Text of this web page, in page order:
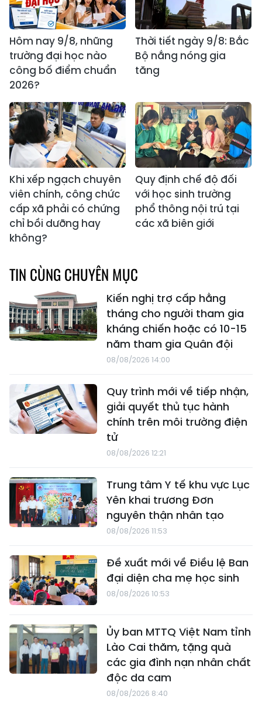
Hôm nay 9/8, những
trường đại học nào
công bố điểm chuẩn
2026?
Thời tiết ngày 9/8: Bắc
Bộ nắng nóng gia
tăng
Khi xếp ngạch chuyên
viên chính, công chức
cấp xã phải có chứng
chỉ bồi dưỡng hay
không?
Quy định chế độ đối
với học sinh trường
phổ thông nội trú tại
các xã biên giới
TIN CÙNG CHUYÊN MỤC
Kiến nghị trợ cấp hằng
tháng cho người tham gia
kháng chiến hoặc có 10-15
năm tham gia Quân đội
08/08/2026 14:00
Quy trình mới về tiếp nhận,
giải quyết thủ tục hành
chính trên môi trường điện
tử
08/08/2026 12:21
Trung tâm Y tế khu vực Lục
Yên khai trương Đơn
nguyên thận nhân tạo
08/08/2026 11:53
Đề xuất mới về Điều lệ Ban
đại diện cha mẹ học sinh
08/08/2026 10:53
Ủy ban MTTQ Việt Nam tỉnh
Lào Cai thăm, tặng quà
các gia đình nạn nhân chất
độc da cam
08/08/2026 8:40